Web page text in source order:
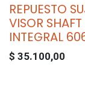
REPUESTO
VISOR
INTEGRAL
$ 35.100,00